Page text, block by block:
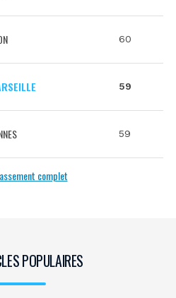
60
59
59
complet
POPULAIRES